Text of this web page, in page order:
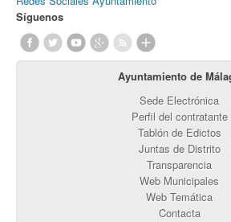
Síguenos
Ayuntamiento de
Sede Electrónica
Perfil del contratante
Tablón de Edictos
Juntas de Distrito
Transparencia
Web Municipales
Web Temática
Contacta